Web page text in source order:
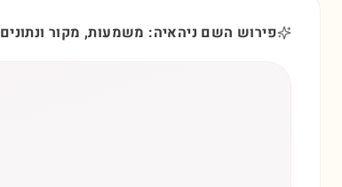
פירוש השם ניהאיה: משמעות, מקור ונתונים